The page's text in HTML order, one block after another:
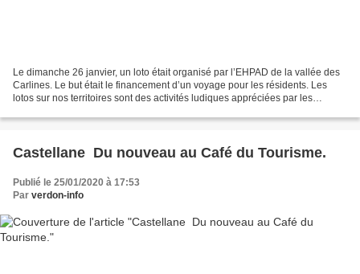
Le dimanche 26 janvier, un loto était organisé par l’EHPAD de la vallée des
Carlines. Le but était le financement d’un voyage pour les résidents. Les
lotos sur nos territoires sont des activités ludiques appréciées par les
Castellane Du nouveau au Café du Tourisme.
Publié le 25/01/2020 à 17:53
Par verdon-info